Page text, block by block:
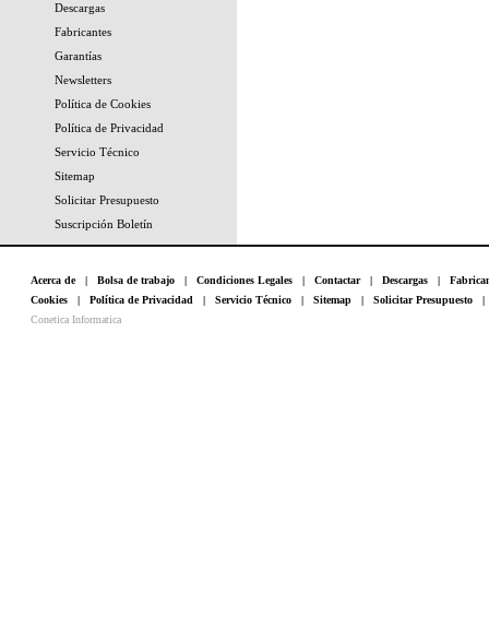
Descargas
Fabricantes
Garantías
Newsletters
Política de Cookies
Política de Privacidad
Servicio Técnico
Sitemap
Solicitar Presupuesto
Suscripción Boletín
Acerca de| Bolsa de trabajo | Condiciones Legales | Contactar| Descargas |
Cookies | Política de Privacidad | Servicio Técnico | Sitemap | Solicitar Presupuesto
Conetica Informatica